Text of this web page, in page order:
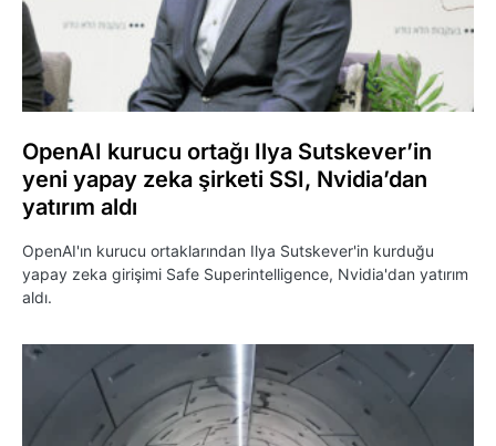
OpenAI kurucu ortağı Ilya Sutskever’in
yeni yapay zeka şirketi SSI, Nvidia’dan
yatırım aldı
OpenAI'ın kurucu ortaklarından Ilya Sutskever'in kurduğu
yapay zeka girişimi Safe Superintelligence, Nvidia'dan yatırım
aldı.